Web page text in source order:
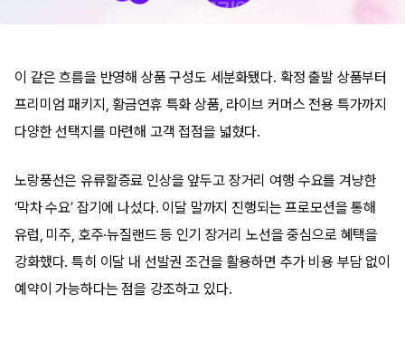
이 같은 흐름을 반영해 상품 구성도 세분화됐다. 확정 출발 상품부터
프리미엄 패키지, 황금연휴 특화 상품, 라이브 커머스 전용 특가까지
다양한 선택지를 마련해 고객 접점을 넓혔다.
노랑풍선은 유류할증료 인상을 앞두고 장거리 여행 수요를 겨냥한
‘막차 수요’ 잡기에 나섰다. 이달 말까지 진행되는 프로모션을 통해
유럽, 미주, 호주·뉴질랜드 등 인기 장거리 노선을 중심으로 혜택을
강화했다. 특히 이달 내 선발권 조건을 활용하면 추가 비용 부담 없이
예약이 가능하다는 점을 강조하고 있다.